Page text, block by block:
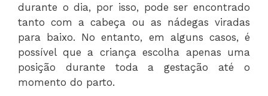
durante o dia, por isso, pode ser encontrado
tanto com a cabeça ou as nádegas viradas
para baixo. No entanto, em alguns casos, é
possível que a criança escolha apenas uma
posição durante toda a gestação até o
momento do parto.